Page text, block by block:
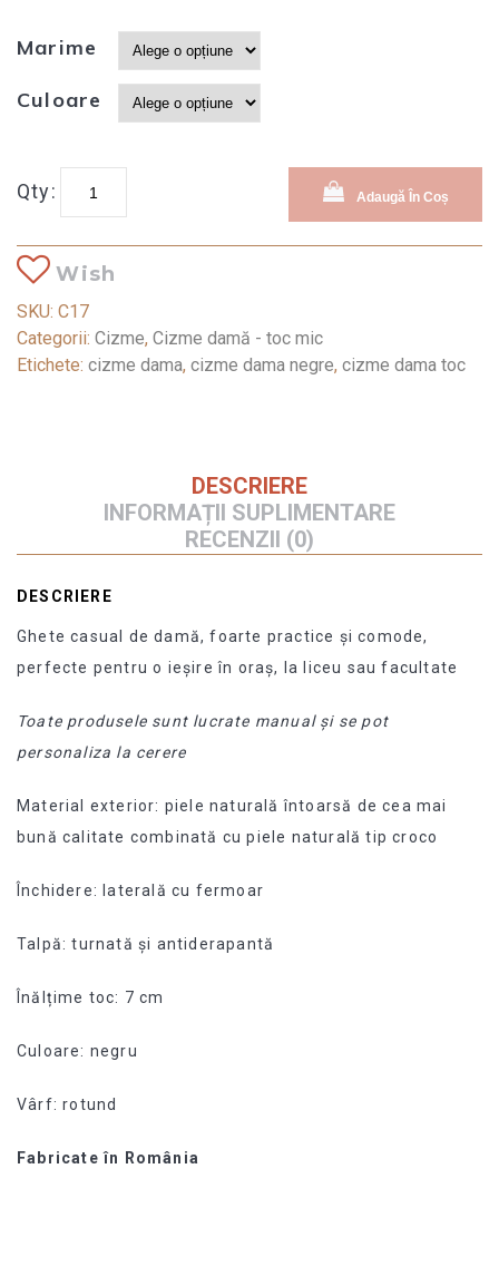
Marime
Culoare
Qty: Adaugă În Coș
Wish
SKU: C17
Categorii: Cizme, Cizme damă - toc mic
Etichete: cizme dama, cizme dama negre, cizme dama toc
DESCRIERE
INFORMAȚII SUPLIMENTARE
RECENZII (0)
DESCRIERE
Ghete casual de damă, foarte practice și comode,
perfecte pentru o ieșire în oraș, la liceu sau facultate
Toate produsele sunt lucrate manual și se pot
personaliza la cerere
Material exterior: piele naturală întoarsă de cea mai
bună calitate combinată cu piele naturală tip croco
Închidere: laterală cu fermoar
Talpă: turnată și antiderapantă
Înălțime toc: 7 cm
Culoare: negru
Vârf: rotund
Fabricate în România